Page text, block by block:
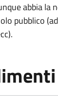
abbia la
pubblico